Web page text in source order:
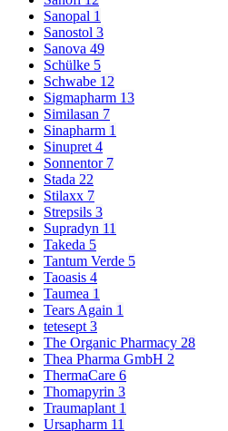
Sanopal 1
Sanostol 3
Sanova 49
Schülke 5
Schwabe 12
Sigmapharm 13
Similasan 7
Sinapharm 1
Sinupret 4
Sonnentor 7
Stada 22
Stilaxx 7
Strepsils 3
Supradyn 11
Takeda 5
Tantum Verde 5
Taoasis 4
Taumea 1
Tears Again 1
tetesept 3
The Organic Pharmacy 28
Thea Pharma GmbH 2
ThermaCare 6
Thomapyrin 3
Traumaplant 1
Ursapharm 11